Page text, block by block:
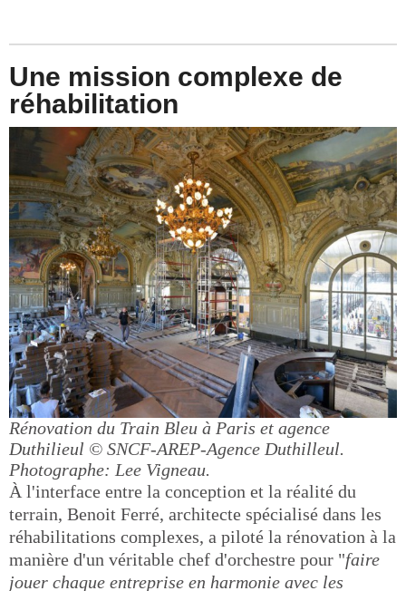
Une mission complexe de
réhabilitation
Rénovation du Train Bleu à Paris et agence
Duthilieul © SNCF-AREP-Agence Duthilleul.
Photographe: Lee Vigneau.
À l'interface entre la conception et la réalité du
terrain, Benoit Ferré, architecte spécialisé dans les
réhabilitations complexes, a piloté la rénovation à la
manière d'un véritable chef d'orchestre pour "faire
jouer chaque entreprise en harmonie avec les